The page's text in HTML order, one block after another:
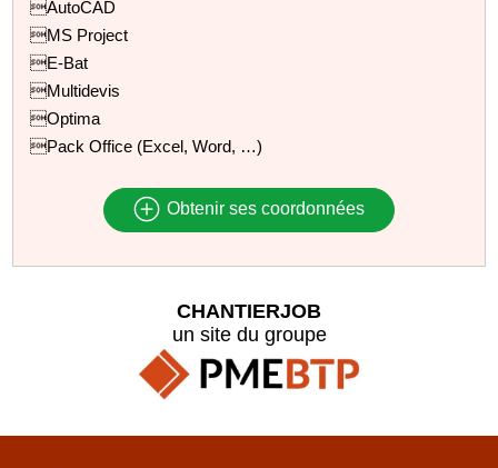
AutoCAD
MS Project
E-Bat
Multidevis
Optima
Pack Office (Excel, Word, …)
Obtenir ses coordonnées
CHANTIERJOB
un site du groupe